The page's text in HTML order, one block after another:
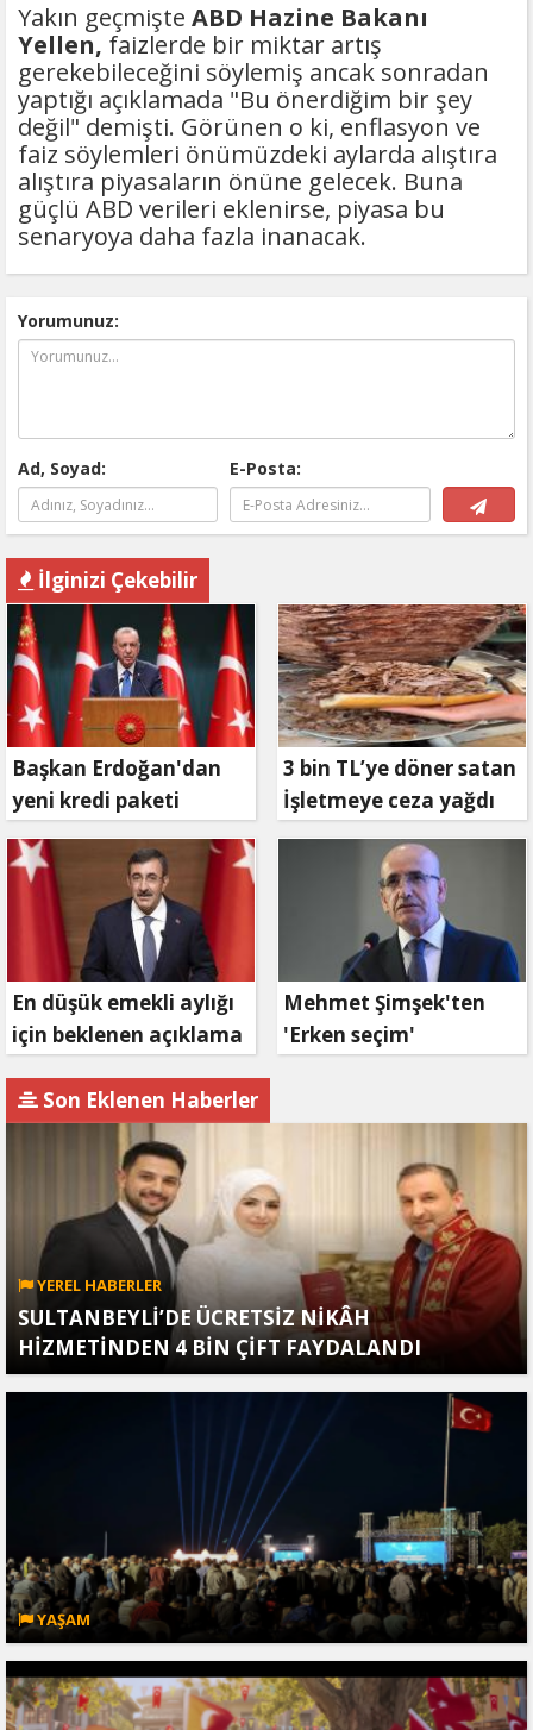
Yakın geçmişte ABD Hazine Bakanı
Yellen, faizlerde bir miktar artış
gerekebileceğini söylemiş ancak sonradan
yaptığı açıklamada "Bu önerdiğim bir şey
değil" demişti. Görünen o ki, enflasyon ve
faiz söylemleri önümüzdeki aylarda alıştıra
alıştıra piyasaların önüne gelecek. Buna
güçlü ABD verileri eklenirse, piyasa bu
senaryoya daha fazla inanacak.
Yorumunuz:
Ad, Soyad: E-Posta:
İlginizi Çekebilir
Başkan Erdoğan'dan
yeni kredi paketi
müjdesi: 6 ay geri
ödemesiz, 36 ay vadeli
3 bin TL’ye döner satan
İşletmeye ceza yağdı
En düşük emekli aylığı
için beklenen açıklama
Mehmet Şimşek'ten
'Erken seçim'
Son Eklenen Haberler
YEREL HABERLER
SULTANBEYLİ’DE ÜCRETSİZ NİKÂH
HİZMETİNDEN 4 BİN ÇİFT FAYDALANDI
YAŞAM